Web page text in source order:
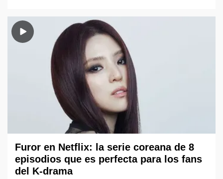
Furor en Netflix: la serie coreana de 8
episodios que es perfecta para los fans
del K-drama